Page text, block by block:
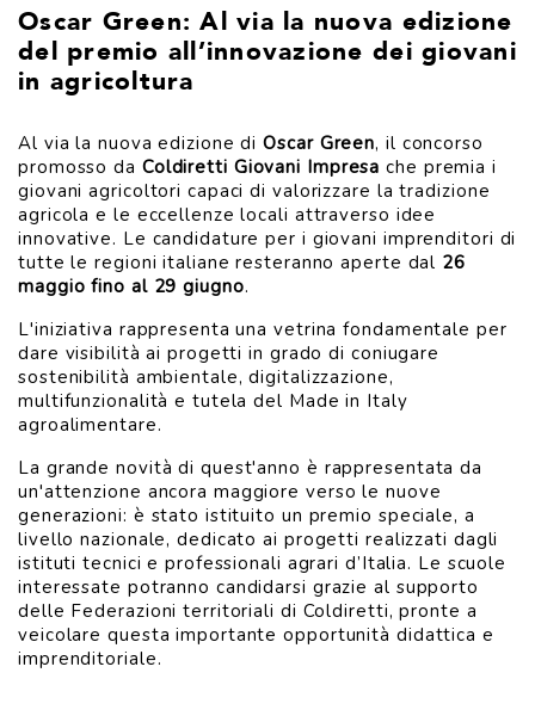
Oscar Green: Al via la nuova edizione
del premio all’innovazione dei giovani
in agricoltura
Al via la nuova edizione diOscar Green, il concorso
promosso da Coldiretti Giovani Impresa che premia i
giovani agricoltori capaci di valorizzare la tradizione
agricola e le eccellenze locali attraverso idee
innovative. Le candidature per i giovani imprenditori di
tutte le regioni italiane resteranno aperte dal 26
maggio fino al 29 giugno.
L'iniziativa rappresenta una vetrina fondamentale per
dare visibilità ai progetti in grado di coniugare
sostenibilità ambientale, digitalizzazione,
multifunzionalità e tutela del Made in Italy
agroalimentare.
La grande novità di quest'anno è rappresentata da
un'attenzione ancora maggiore verso le nuove
generazioni: è stato istituito un premio speciale, a
livello nazionale, dedicato ai progetti realizzati dagli
istituti tecnici e professionali agrari d’Italia. Le scuole
interessate potranno candidarsi grazie al supporto
delle Federazioni territoriali di Coldiretti, pronte a
veicolare questa importante opportunità didattica e
imprenditoriale.